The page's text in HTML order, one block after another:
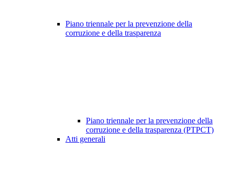
Piano triennale per la prevenzione della
corruzione e della trasparenza
Piano triennale per la prevenzione della
corruzione e della trasparenza (PTPCT)
Atti generali